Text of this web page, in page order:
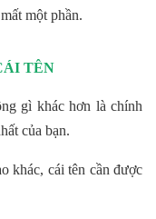
một phần.
TÊN
gì khác hơn là chính
của bạn.
khác, cái tên cần được